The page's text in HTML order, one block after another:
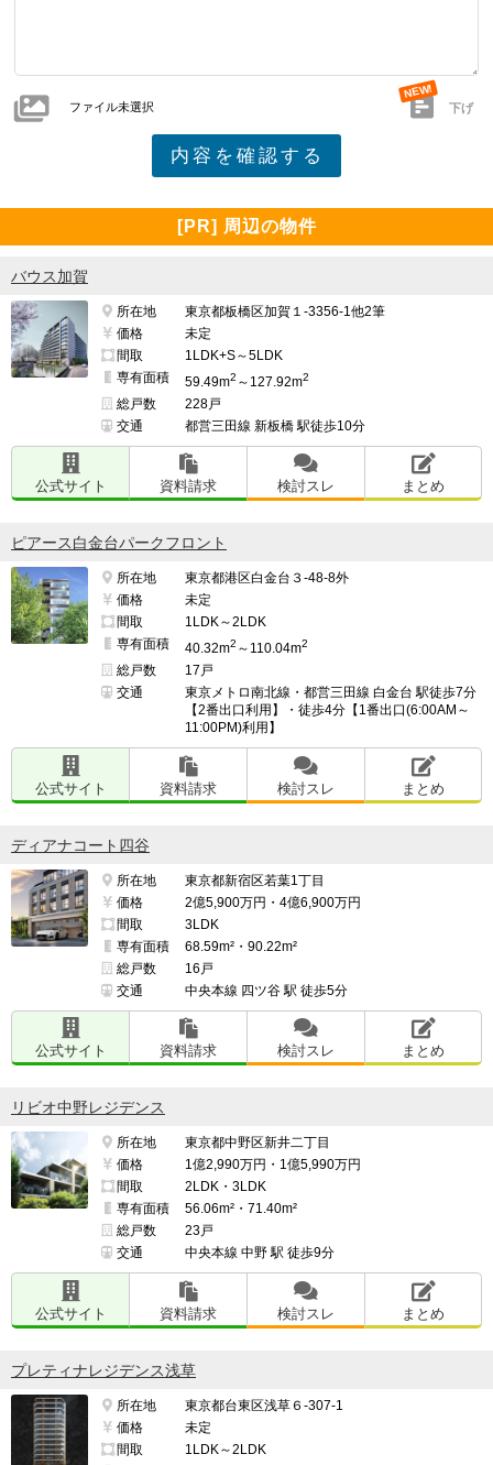
ファイル未選択 下げ
[PR] 周辺の物件
バウス加賀
所在地
東京都板橋区加賀１-3356-1他2筆
価格
未定
間取
1LDK+S～5LDK
専有面積
59.49m2 ～127.92m2
総戸数
228戸
交通
都営三田線 新板橋 駅徒歩10分
公式サイト 資料請求 検討スレ まとめ
ピアース白金台パークフロント
所在地
東京都港区白金台３-48-8外
価格
未定
間取
1LDK～2LDK
専有面積
40.32m2 ～110.04m2
総戸数
17戸
交通
東京メトロ南北線・都営三田線 白金台 駅徒歩7分
【2番出口利用】・徒歩4分【1番出口(6:00AM～
11:00PM)利用】
公式サイト 資料請求 検討スレ まとめ
ディアナコート四谷
所在地
東京都新宿区若葉1丁目
価格
2億5,900万円・4億6,900万円
間取
3LDK
専有面積
68.59m²・90.22m²
総戸数
16戸
交通
中央本線 四ツ谷 駅 徒歩5分
公式サイト 資料請求 検討スレ まとめ
リビオ中野レジデンス
所在地
東京都中野区新井二丁目
価格
1億2,990万円・1億5,990万円
間取
2LDK・3LDK
専有面積
56.06m²・71.40m²
総戸数
23戸
交通
中央本線 中野 駅 徒歩9分
公式サイト 資料請求 検討スレ まとめ
プレティナレジデンス浅草
所在地
東京都台東区浅草６-307-1
価格
未定
間取
1LDK～2LDK